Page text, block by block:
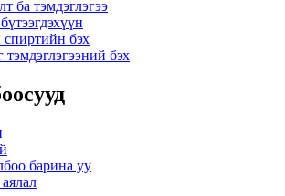
ба тэмдэглэгээ
бэх
тэмдэглэгээний бэх
барина уу